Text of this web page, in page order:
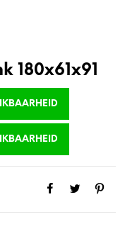
180x61x91